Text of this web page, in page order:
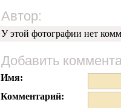
Автор:
У этой фотографии нет
Добавить
Имя:
Комментарий: